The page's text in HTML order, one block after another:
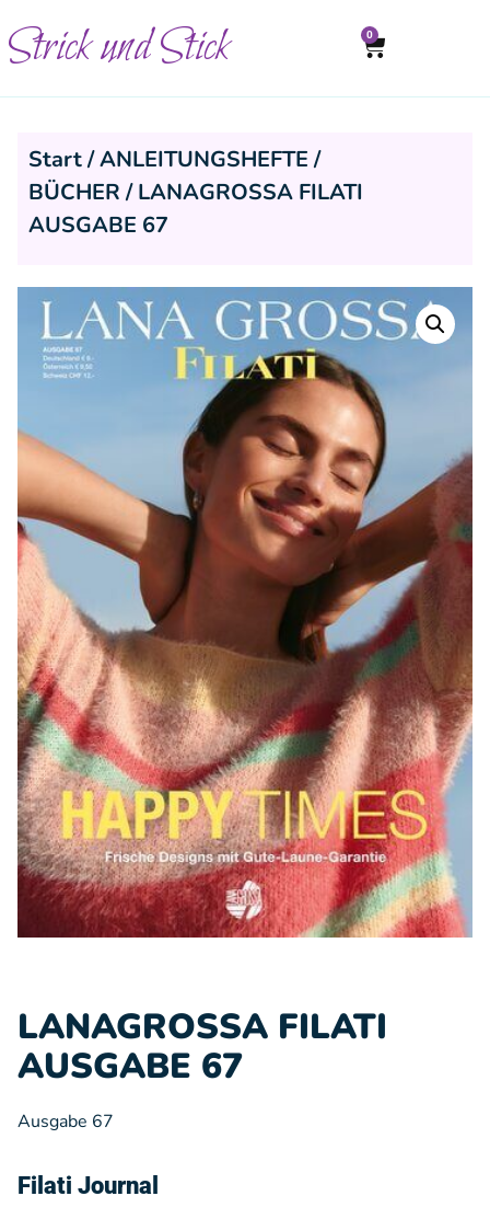
Strick und Stick 0
Start/ANLEITUNGSHEFTE /
BÜCHER/ LANAGROSSA FILATI
AUSGABE 67
LANAGROSSA FILATI
AUSGABE 67
Ausgabe 67
Filati Journal